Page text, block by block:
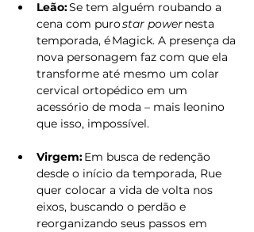
Leão: Se tem alguém roubando a
cena com puro star power nesta
temporada, é Magick. A presença da
nova personagem faz com que ela
transforme até mesmo um colar
cervical ortopédico em um
acessório de moda – mais leonino
que isso, impossível.
Virgem: Em busca de redenção
desde o início da temporada, Rue
quer colocar a vida de volta nos
eixos, buscando o perdão e
reorganizando seus passos em